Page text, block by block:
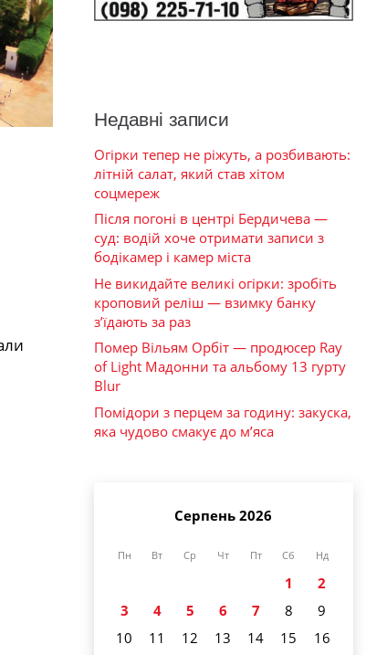
Недавні записи
Огірки тепер не ріжуть, а розбивають:
літній салат, який став хітом
соцмереж
Після погоні в центрі Бердичева —
суд: водій хоче отримати записи з
бодікамер і камер міста
Не викидайте великі огірки: зробіть
кроповий реліш — взимку банку
з’їдають за раз
Помер Вільям Орбіт — продюсер Ray
of Light Мадонни та альбому 13 гурту
Blur
Помідори з перцем за годину: закуска,
яка чудово смакує до м’яса
Серпень 2026
Пн Вт Ср Чт Пт Сб Нд
1
2
3
4 5 6 7 8
9
10
11 12 13 14 15
16